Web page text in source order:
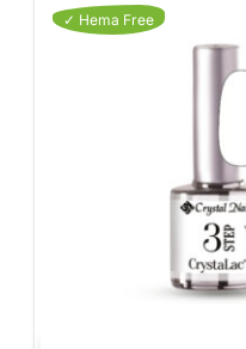
✓ Hema Free